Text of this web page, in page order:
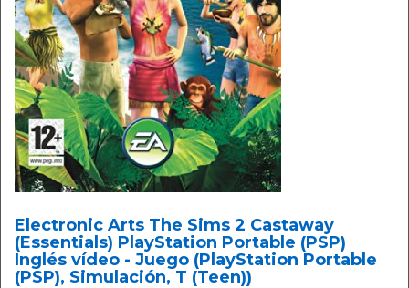
Electronic Arts The Sims 2 Castaway
(Essentials) PlayStation Portable (PSP)
Inglés vídeo - Juego (PlayStation Portable
(PSP), Simulación, T (Teen))